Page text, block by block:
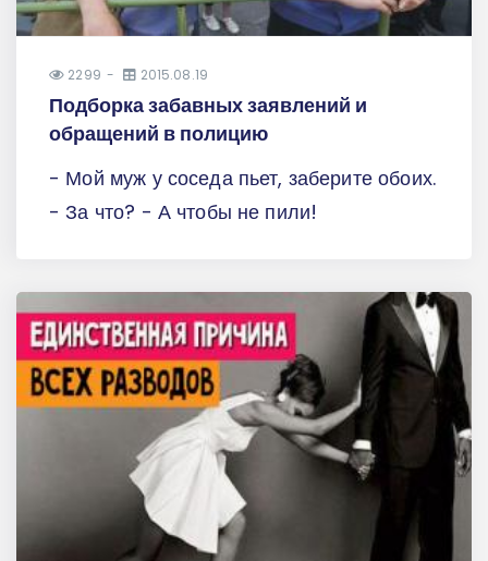
2299 2015.08.19
Подборка забавных заявлений и
обращений в полицию
- Мой муж у соседа пьет, заберите обоих.
- За что? - А чтобы не пили!